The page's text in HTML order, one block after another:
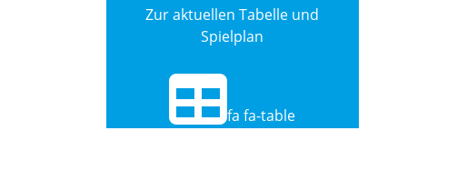
Zur aktuellen Tabelle und
Spielplan
fa fa-table